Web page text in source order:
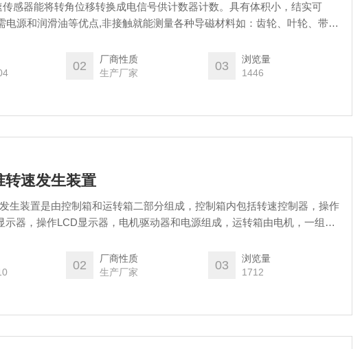
感器能将转角位移转换成电信号供计数器计数。具有体积小，结实可
电源和润滑油等优点,非接触就能测量各种导磁材料如：齿轮、叶轮、带孔
02
厂商性质
生产厂家
03
浏览量
1446
转速发生装置
生装置是由控制箱和运转箱二部分组成，控制箱内包括转速控制器，操作
示器，操作LCD显示器，电机驱动器和电源组成，运转箱由电机，一组十
缆的接插件各不相同，以保证不会插错。
02
厂商性质
生产厂家
03
浏览量
1712